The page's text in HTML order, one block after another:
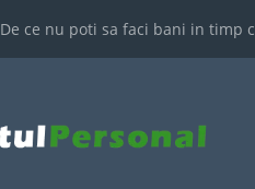
De ce nu poti sa faci bani in timp